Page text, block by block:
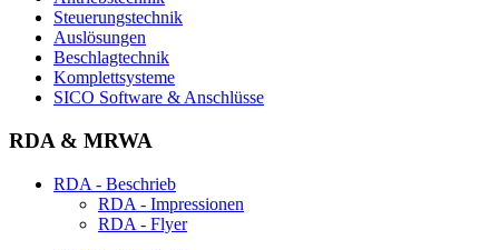
Steuerungstechnik
Auslösungen
Beschlagtechnik
Komplettsysteme
SICO Software & Anschlüsse
RDA & MRWA
RDA - Beschrieb
RDA - Impressionen
RDA - Flyer